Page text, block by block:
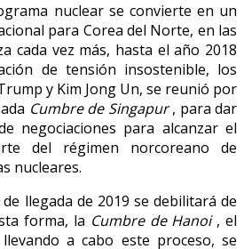
nuclear se convierte en un
para Corea del Norte, en las
cada vez más, hasta el año 2018
de tensión insostenible, los
y Kim Jong Un, se reunió por
Cumbre de Singapur, para dar
negociaciones para alcanzar el
del régimen norcoreano de
nucleares.
llegada de 2019 se debilitará de
forma, la Cumbre de Hanoi, el
a cabo este proceso, se